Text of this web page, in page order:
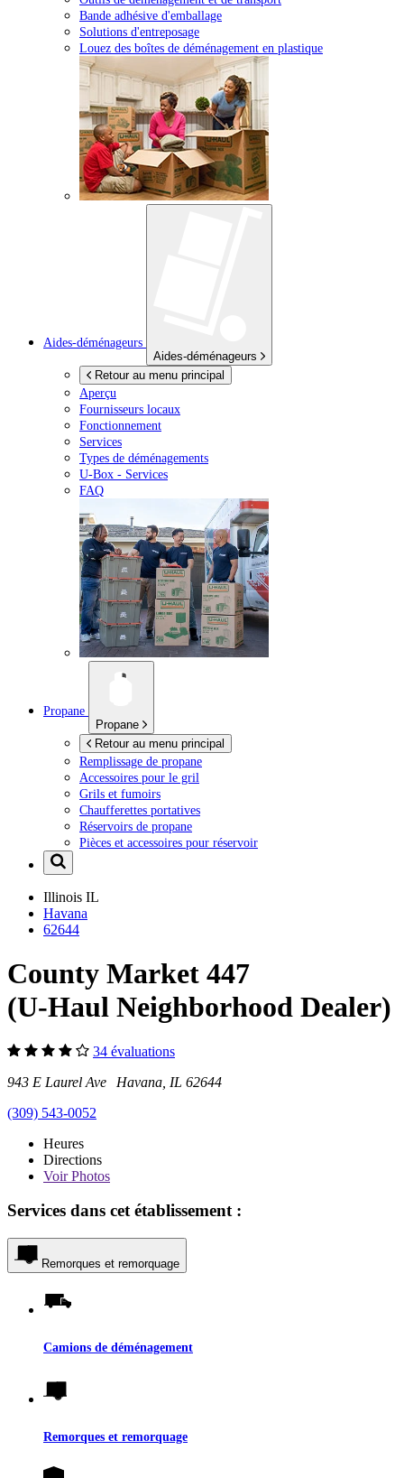
Bande adhésive d'emballage
Solutions d'entreposage
Louez des boîtes de déménagement en plastique
Aides-déménageurs
Aides-déménageurs
Retour au menu principal
Aperçu
Fournisseurs locaux
Fonctionnement
Services
Types de déménagements
U-Box - Services
FAQ
Propane
Propane
Retour au menu principal
Remplissage de propane
Accessoires pour le gril
Grils et fumoirs
Chaufferettes portatives
Réservoirs de propane
Pièces et accessoires pour réservoir
Illinois IL
Havana
62644
County Market 447
(U-Haul Neighborhood Dealer)
34 évaluations
943 E Laurel Ave Havana, IL 62644
(309) 543-0052
Heures
Directions
VoirPhotos
Services dans cet établissement :
Remorques et remorquage
Camions de déménagement
Remorques et remorquage